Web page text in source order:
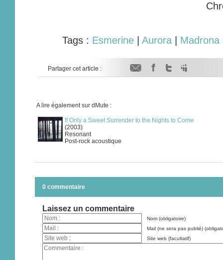
Tags : Esmerine Aurora Madrona
Partager cet article :
A lire également sur dMute :
If Only a Sweet Surrender to the Nights to Come
(2003)
Resonant
Post-rock acoustique
0 commentaire
Laissez un commentaire
Nom (obligatoire)
Mail (ne sera pas publié)
Site web (facultatif)